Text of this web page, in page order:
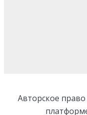
Авторское